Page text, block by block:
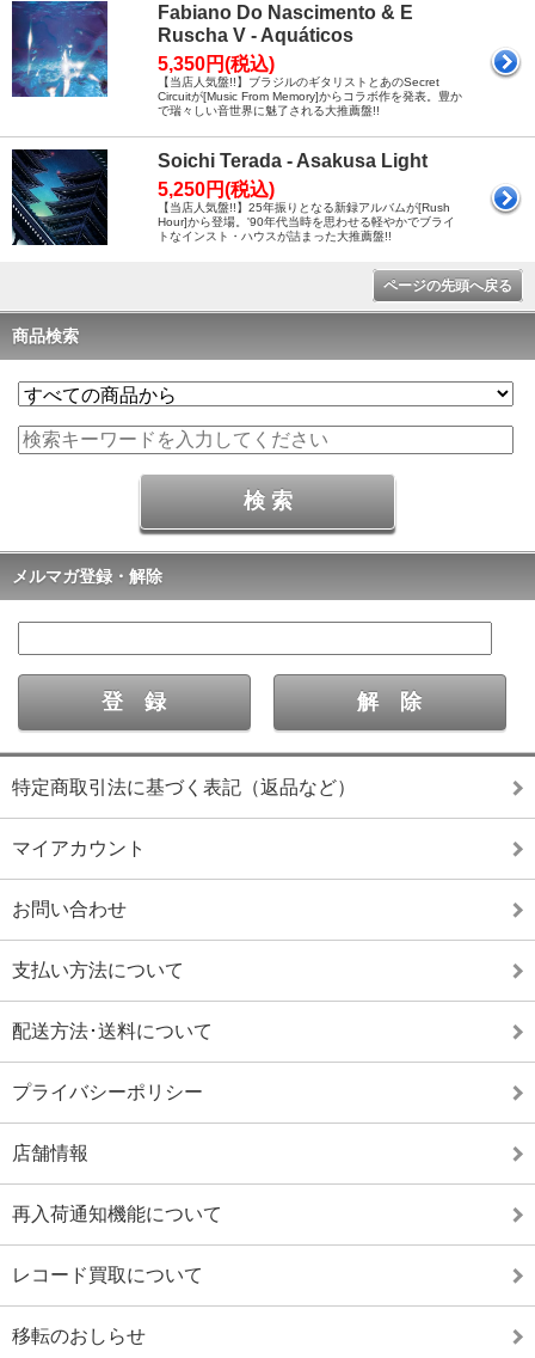
Fabiano Do Nascimento & E
Ruscha V - Aquáticos
5,350円(税込)
【当店人気盤!!】ブラジルのギタリストとあのSecret
Circuitが[Music From Memory]からコラボ作を発表。豊か
で瑞々しい音世界に魅了される大推薦盤!!
Soichi Terada - Asakusa Light
5,250円(税込)
【当店人気盤!!】25年振りとなる新録アルバムが[Rush
Hour]から登場。'90年代当時を思わせる軽やかでブライ
トなインスト・ハウスが詰まった大推薦盤!!
ページの先頭へ戻る
商品検索
メルマガ登録・解除
特定商取引法に基づく表記（返品など）
マイアカウント
お問い合わせ
支払い方法について
配送方法･送料について
プライバシーポリシー
店舗情報
再入荷通知機能について
レコード買取について
移転のおしらせ